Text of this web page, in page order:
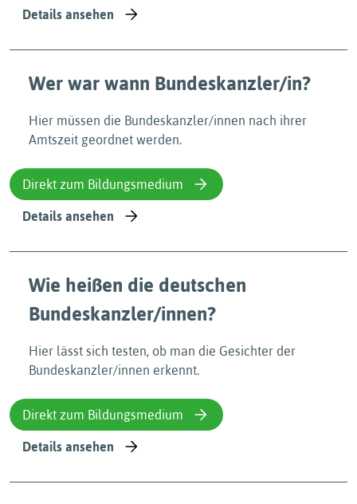
Details ansehen
Wer war wann Bundeskanzler/in?
Hier müssen die Bundeskanzler/innen nach ihrer
Amtszeit geordnet werden.
Direkt zum Bildungsmedium
Details ansehen
Wie heißen die deutschen
Bundeskanzler/innen?
Hier lässt sich testen, ob man die Gesichter der
Bundeskanzler/innen erkennt.
Direkt zum Bildungsmedium
Details ansehen